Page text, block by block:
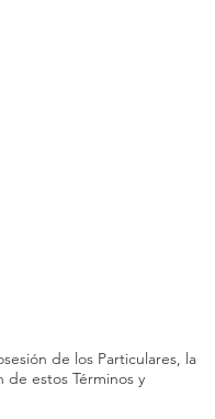
de los Particulares, la
estos Términos y